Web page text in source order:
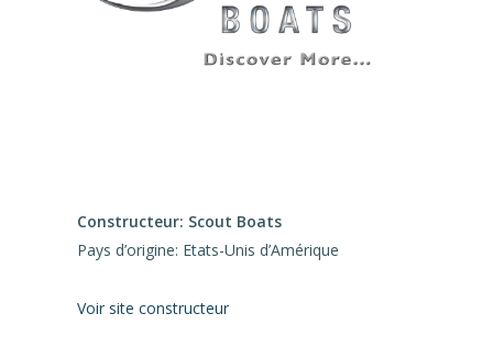
Constructeur: Scout Boats
Pays d’origine: Etats-Unis d’Amérique
Voir site constructeur